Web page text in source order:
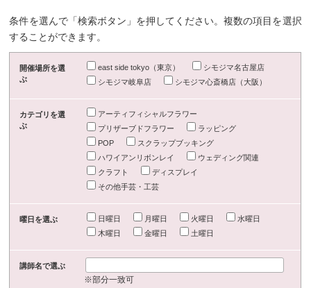
条件を選んで「検索ボタン」を押してください。複数の項目を選択
することができます。
開催場所を選
ぶ
east side tokyo（東京）
シモジマ名古屋店
シモジマ岐阜店
シモジマ心斎橋店（大阪）
カテゴリを選
ぶ
アーティフィシャルフラワー
プリザーブドフラワー
ラッピング
POP
スクラップブッキング
ハワイアンリボンレイ
ウェディング関連
クラフト
ディスプレイ
その他手芸・工芸
曜日を選ぶ 日曜日 月曜日 火曜日
水曜日
木曜日
金曜日 土曜日
講師名で選ぶ
※部分一致可